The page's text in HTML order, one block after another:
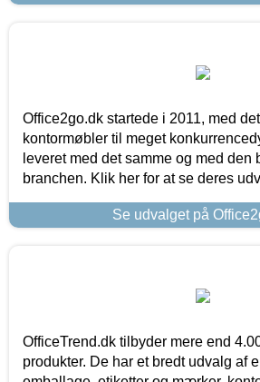
Office2go.dk startede i 2011, med
kontormøbler til meget
leveret med det samme og med den
branchen. Klik her for at se deres
Se udvalget på
OfficeTrend.dk tilbyder mere end
produkter. De har et bredt udvalg af